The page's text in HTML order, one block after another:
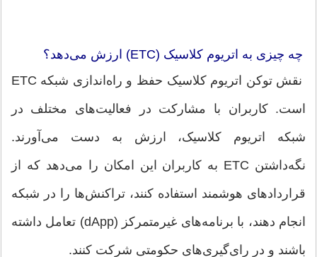
چه چیزی به اتریوم کلاسیک (ETC) ارزش می‌دهد؟
نقش توکن اتریوم کلاسیک حفظ و راه‌اندازی شبکه ETC
است. کاربران با مشارکت در فعالیت‌های مختلف در
شبکه اتریوم کلاسیک، ارزش به دست می‌آورند.
نگه‌داشتن ETC به کاربران این امکان را می‌دهد که از
قراردادهای هوشمند استفاده کنند، تراکنش‌ها را در شبکه
انجام دهند، با برنامه‌های غیرمتمرکز (dApp) تعامل داشته
باشند و در رای‌گیری‌های حکومتی شرکت کنند.